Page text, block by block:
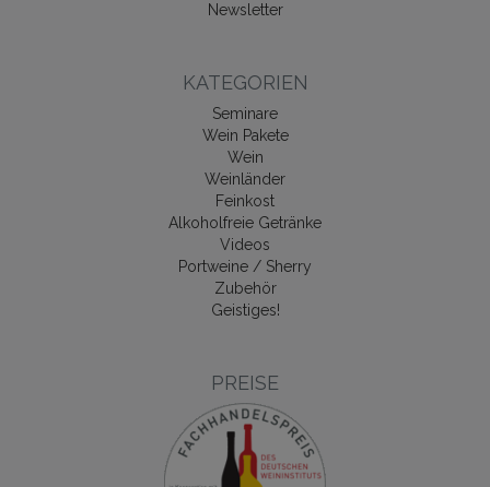
Newsletter
KATEGORIEN
Seminare
Wein Pakete
Wein
Weinländer
Feinkost
Alkoholfreie Getränke
Videos
Portweine / Sherry
Zubehör
Geistiges!
PREISE